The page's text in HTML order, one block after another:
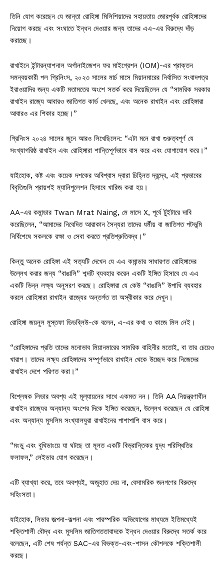
তিনি যোগ করেছেন যে জান্তা রোহিঙ্গা মিলিশিয়াদের সহায়তায় জোরপূর্বক রোহিঙ্গাদের
নিয়োগ করছে এবং সংঘাতে ইন্ধন দেওয়ার জন্য তাদের এএ-এর বিরুদ্ধে দাঁড়
করাচ্ছে।
রাখাইনে ইন্টারন্যাশনাল অর্গানাইজেশন ফর মাইগ্রেশন (IOM)-এর প্রাক্তন
সমন্বয়কারী পল গ্রিনিংস, ২০২৩ সালের মার্চ মাসে মিয়ানমারের নির্বাসিত সংবাদপত্র
ইরাওয়াদির জন্য একটি মতামতের অংশে সতর্ক করে দিয়েছিলেন যে “সামরিক সরকার
রাখাইন রাজ্যে আবারও জাতিগত কার্ড খেলছে, এবং অনেক রাখাইন এবং রোহিঙ্গারা
আবারও এর শিকার হচ্ছে।”
গ্রিনিংস ২০২৪ সালের জুনে আরও লিখেছিলেন: “এটা মনে রাখা গুরুত্বপূর্ণ যে
সংখ্যাগরিষ্ঠ রাখাইন এবং রোহিঙ্গারা শান্তিপূর্ণভাবে বাস করে এবং যোগাযোগ করে।”
যাইহোক, কষ্ট এবং কয়েক দশকের অবিশ্বাস দ্বারা চিহ্নিত দ্বন্দ্বে, এই প্রভাবের
বিবৃতিগুলি প্রায়শই ম্যানিপুলেশন হিসাবে খারিজ করা হয়।
AA-এর কমান্ডার Twan Mrat Naing, মে মাসে X, পূর্বে টুইটারে দাবি
করেছিলেন, “আমাদের নিবেদিত আরাকান সৈন্যরা তাদের ধর্মীয় বা জাতিগত পটভূমি
নির্বিশেষে সকলকে রক্ষা ও সেবা করতে প্রতিশ্রুতিবদ্ধ।”
কিন্তু অনেক রোহিঙ্গা এই সত্যটি দেখেন যে এএ কমান্ডার সাধারণত রোহিঙ্গাদের
উল্লেখ করার জন্য “বাঙালি” শব্দটি ব্যবহার করেন একটি ইঙ্গিত হিসাবে যে এএ
একটি ভিন্ন লক্ষ্য অনুসরণ করছে। রোহিঙ্গারা যে কেউ “বাঙালি” উপাধি ব্যবহার
করলে রোহিঙ্গারা রাখাইন রাজ্যের অন্তর্গত তা অস্বীকার করে দেখুন।
রোহিঙ্গা জয়নুল মুস্তফা ডিডব্লিউ-কে বলেন, এ-এর কথা ও কাজে মিল নেই।
“রোহিঙ্গাদের প্রতি তাদের মনোভাব মিয়ানমারের সামরিক বাহিনীর মতোই, বা তার চেয়েও
খারাপ। তাদের লক্ষ্য রোহিঙ্গাদের সম্পূর্ণভাবে রাখাইন থেকে উচ্ছেদ করে নিজেদের
রাখাইন দেশে পরিণত করা।”
বিশ্লেষক লিডার অবশ্য এই মূল্যায়নের সাথে একমত নন। তিনি AA নিয়ন্ত্রণাধীন
রাখাইন রাজ্যের অন্যান্য অংশের দিকে ইঙ্গিত করেছেন, উল্লেখ করেছেন যে রোহিঙ্গা
এবং অন্যান্য মুসলিম সংখ্যালঘুরা রাখাইনের পাশাপাশি বাস করে।
“মংডু এবং বুথিডাংয়ে যা ঘটছে তা মূলত একটি বিভ্রান্তিকর যুদ্ধ পরিস্থিতির
ফলাফল,” লেইডার যোগ করেছেন।
এটি ব্যাখ্যা করে, তবে অবশ্যই, অজুহাত দেয় না, বেসামরিক জনগণের বিরুদ্ধে
সহিংসতা।
যাইহোক, লিডার জল্পনা-কল্পনা এবং পারস্পরিক অভিযোগের মাধ্যমে ইতিমধ্যেই
শক্তিশালী বৌদ্ধ এবং মুসলিম জাতিগততাবাদকে ইন্ধন দেওয়ার বিরুদ্ধে সতর্ক করে
বলেছেন, এটি শেষ পর্যন্ত SAC-এর বিভক্ত-এবং-শাসন কৌশলকে শক্তিশালী
করছে।